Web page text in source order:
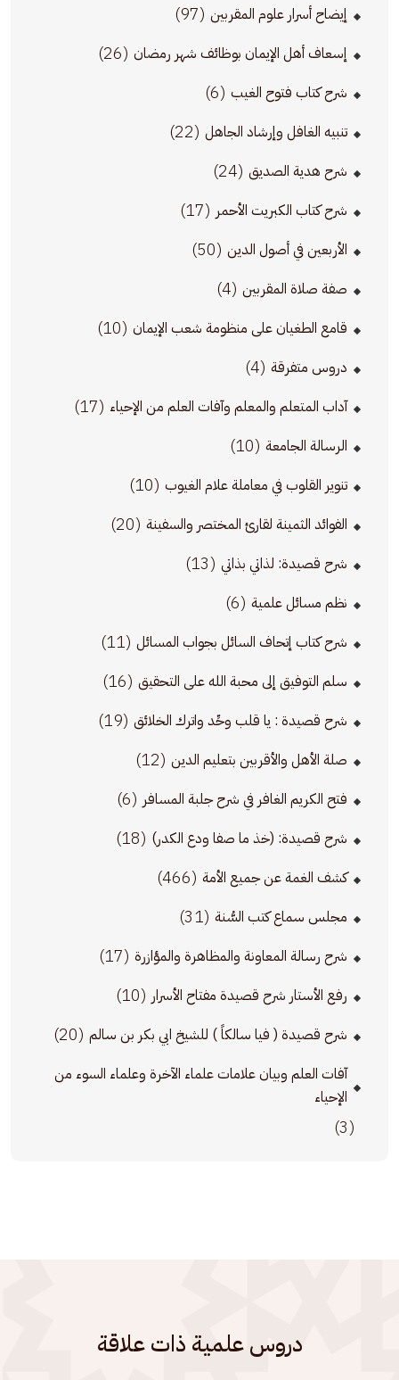
إيضاح أسرار علوم المقربين (97)
إسعاف أهل الإيمان بوظائف شهر رمضان (26)
شرح كتاب فتوح الغيب (6)
تنبيه الغافل وإرشاد الجاهل (22)
شرح هدية الصديق (24)
شرح كتاب الكبريت الأحمر (17)
الأربعين في أصول الدين (50)
صفة صلاة المقربين (4)
قامع الطغيان على منظومة شعب الإيمان (10)
دروس متفرقة (4)
آداب المتعلم والمعلم وآفات العلم من الإحياء (17)
الرسالة الجامعة (10)
تنوير القلوب في معاملة علام الغيوب (10)
الفوائد الثمينة لقارئ المختصر والسفينة (20)
شرح قصيدة: لذاتي بذاتي (13)
نظم مسائل علمية (6)
شرح كتاب إتحاف السائل بجواب المسائل (11)
سلم التوفيق إلى محبة الله على التحقيق (16)
شرح قصيدة : يا قلب وحِّد واترك الخلائق (19)
صلة الأهل والأقربين بتعليم الدين (12)
فتح الكريم الغافر في شرح جلبة المسافر (6)
شرح قصيدة: (خذ ما صفا ودع الكدر) (18)
كشف الغمة عن جميع الأمة (466)
مجلس سماع كتب السُّنة (31)
شرح رسالة المعاونة والمظاهرة والمؤازرة (17)
رفع الأستار شرح قصيدة مفتاح الأسرار (10)
شرح قصيدة ( فيا سالكاً ) للشيخ ابي بكر بن سالم (20)
آفات العلم وبيان علامات علماء الآخرة وعلماء السوء من
الإحياء
(3)
دروس علمية ذات علاقة